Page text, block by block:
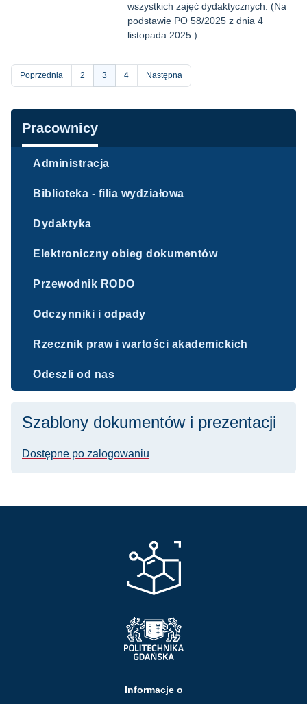
wszystkich zajęć dydaktycznych. (Na
podstawie PO 58/2025 z dnia 4
listopada 2025.)
Stronicowanie
Poprzednia Strona
2
Bieżąca
strona
3 Strona
4 Następna
Nawigacja
Pracownicy
Administracja
Biblioteka - filia wydziałowa
Dydaktyka
Elektroniczny obieg dokumentów
Przewodnik RODO
Odczynniki i odpady
Rzecznik praw i wartości akademickich
Odeszli od nas
Szablony dokumentów i prezentacji
Dostępne po zalogowaniu
Informacje o